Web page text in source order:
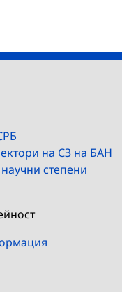
на СЗ на БАН
степени